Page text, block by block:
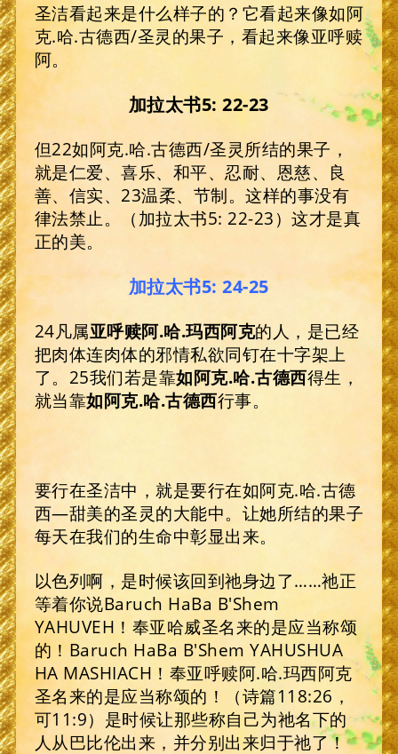
圣洁看起来是什么样子的？它看起来像如阿
克.哈.古德西/圣灵的果子，看起来像亚呼赎
阿。
加拉太书5: 22-23
但22如阿克.哈.古德西/圣灵所结的果子，
就是仁爱、喜乐、和平、忍耐、恩慈、良
善、信实、23温柔、节制。这样的事没有
律法禁止。（加拉太书5: 22-23）这才是真
正的美。
加拉太书5: 24-25
24凡属亚呼赎阿.哈.玛西阿克的人，是已经
把肉体连肉体的邪情私欲同钉在十字架上
了。25我们若是靠如阿克.哈.古德西得生，
就当靠如阿克.哈.古德西行事。
要行在圣洁中，就是要行在如阿克.哈.古德
西—甜美的圣灵的大能中。让她所结的果子
每天在我们的生命中彰显出来。
以色列啊，是时候该回到祂身边了……祂正
等着你说Baruch HaBa B'Shem
YAHUVEH！奉亚哈威圣名来的是应当称颂
的！Baruch HaBa B'Shem YAHUSHUA
HA MASHIACH！奉亚呼赎阿.哈.玛西阿克
圣名来的是应当称颂的！（诗篇118:26，
可11:9）是时候让那些称自己为祂名下的
人从巴比伦出来，并分别出来归于祂了！